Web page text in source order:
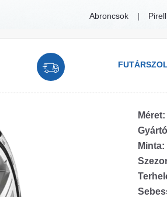
Abroncsok
Méret:
Minta: